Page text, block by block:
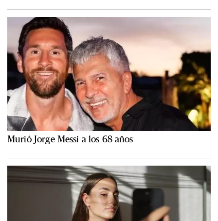
Murió Jorge Messi a los 68 años